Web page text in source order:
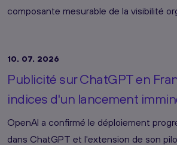
composante mesurable de la visibilité
10. 07. 2026
Publicité sur ChatGPT en
indices d'un lancement
OpenAI a confirmé le déploiement
dans ChatGPT et l'extension de son